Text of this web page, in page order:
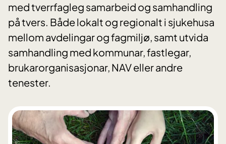
med tverrfagleg samarbeid og samhandling
på tvers. Både lokalt og regionalt i sjukehusa
mellom avdelingar og fagmiljø, samt utvida
samhandling med kommunar, fastlegar,
brukarorganisasjonar, NAV eller andre
tenester.